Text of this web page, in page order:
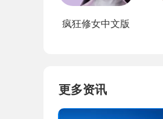
疯狂修女中文版
更多资讯